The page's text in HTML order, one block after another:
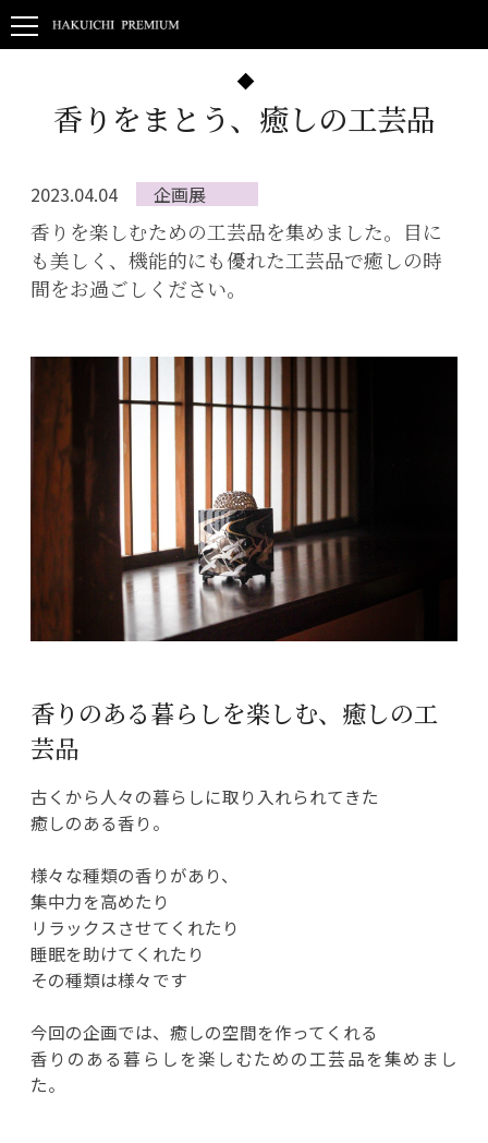
香りをまとう、癒しの工芸品
2023.04.04 企画展
香りを楽しむための工芸品を集めました。目に
も美しく、機能的にも優れた工芸品で癒しの時
間をお過ごしください。
香りのある暮らしを楽しむ、癒しの工
芸品
古くから人々の暮らしに取り入れられてきた
癒しのある香り。
様々な種類の香りがあり、
集中力を高めたり
リラックスさせてくれたり
睡眠を助けてくれたり
その種類は様々です
今回の企画では、癒しの空間を作ってくれる
香りのある暮らしを楽しむための工芸品を集めまし
た。